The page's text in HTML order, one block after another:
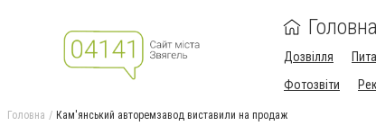
Головна
Дозвілля
Фотозвіти
Головна Кам'янський авторемзавод виставили на продаж